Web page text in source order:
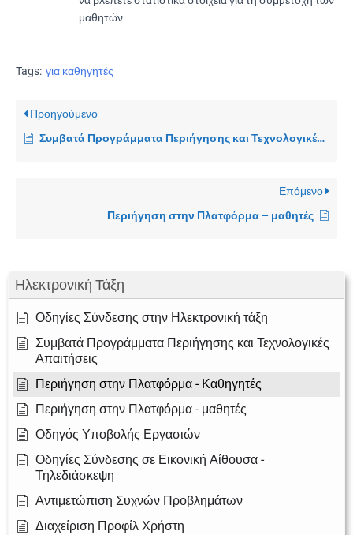
Ηλεκτρονική Τάξη
Οδηγίες Σύνδεσης στην Ηλεκτρονική τάξη
Συμβατά Προγράμματα Περιήγησης και Τεχνολογικές
Απαιτήσεις
Περιήγηση στην Πλατφόρμα - Καθηγητές
Περιήγηση στην Πλατφόρμα - μαθητές
Οδηγός Υποβολής Εργασιών
Οδηγίες Σύνδεσης σε Εικονική Αίθουσα -
Τηλεδιάσκεψη
Αντιμετώπιση Συχνών Προβλημάτων
Διαχείριση Προφίλ Χρήστη
μαθητών.
Tags: για καθηγητές
Προηγούμενο
Συμβατά Προγράμματα Περιήγησης και Τεχνολογικές Απαιτήσεις
Επόμενο
Περιήγηση στην Πλατφόρμα – μαθητές